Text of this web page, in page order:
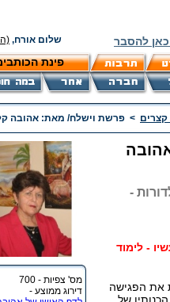
להסבר שלום אורח,
פינת
קצרים > פרשת וישלח/ מאת: אהובה
מס' צפיות - 700
דירוג ממוצע -
-
- לימוד
את הפגישה